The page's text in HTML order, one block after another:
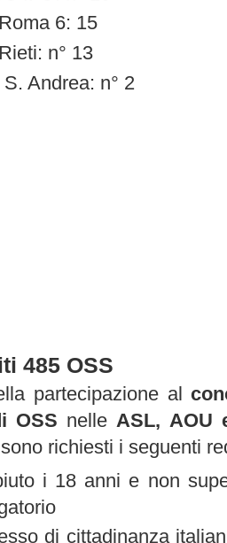
6: 15
n° 13
Andrea: n° 2
485 OSS
partecipazione al
OSS nelleASL, AOU
richiesti i seguenti
i 18 anni e non
di cittadinanza